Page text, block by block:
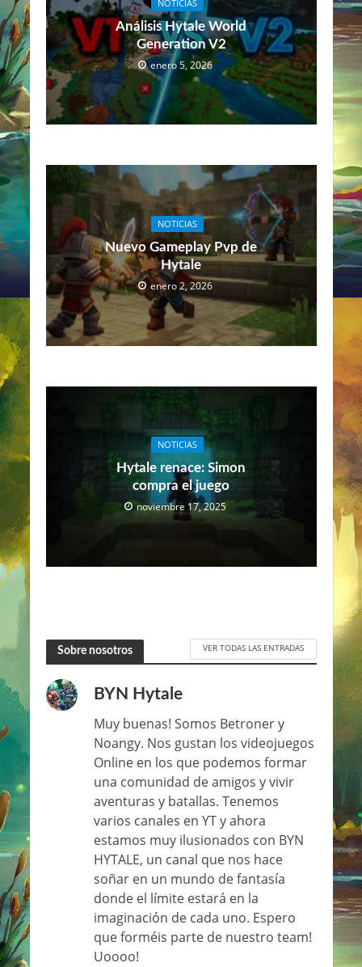
NOTICIAS
Análisis Hytale World
Generation V2
enero 5, 2026
NOTICIAS
Nuevo Gameplay Pvp de
Hytale
enero 2, 2026
NOTICIAS
Hytale renace: Simon
compra el juego
noviembre 17, 2025
Sobre nosotros VER TODAS LAS ENTRADAS
BYN Hytale
Muy buenas! Somos Betroner y
Noangy. Nos gustan los videojuegos
Online en los que podemos formar
una comunidad de amigos y vivir
aventuras y batallas. Tenemos
varios canales en YT y ahora
estamos muy ilusionados con BYN
HYTALE, un canal que nos hace
soñar en un mundo de fantasía
donde el límite estará en la
imaginación de cada uno. Espero
que forméis parte de nuestro team!
Uoooo!